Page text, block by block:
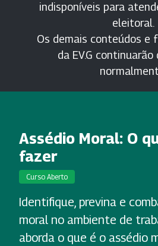
indisponíveis para
eleitoral.
Os demais conteúdos e
da EV.G continuarão
Assédio Moral: O
fazer
Curso Aberto
Identifique, previna e
moral no ambiente de
aborda o que é o assédio